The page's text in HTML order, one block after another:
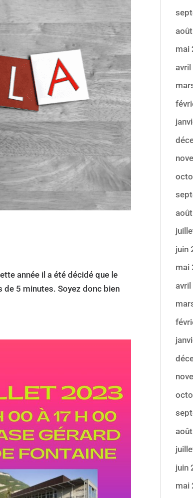
année il a été décidé que le
5 minutes. Soyez donc bien
mai
juin
mai
juin
mai